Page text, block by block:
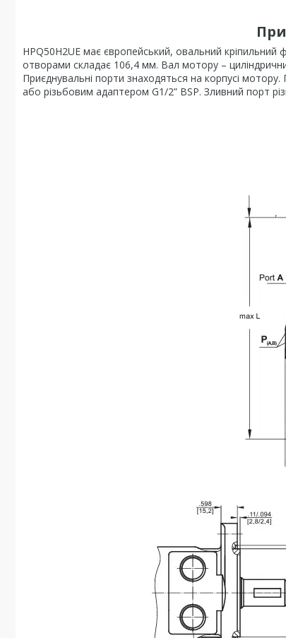
HPQ50H2UE має європейський, овальний
отворами складає 106,4 мм. Вал мотору –
Приєднувальні порти знаходяться на корпусі
або різьбовим адаптером G1/2” BSP. Зливний порт